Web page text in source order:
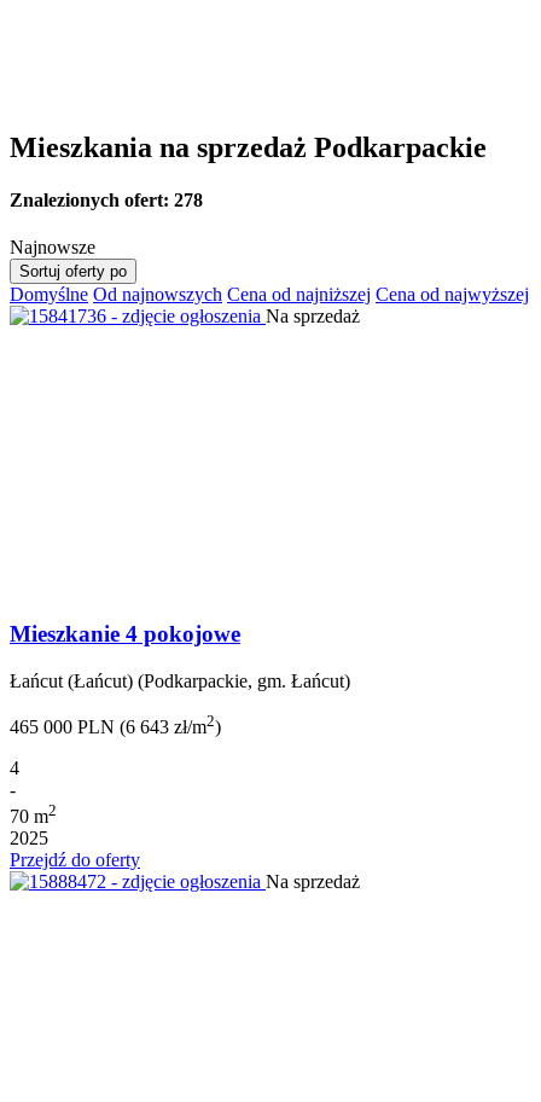
Mieszkania na sprzedaż Podkarpackie
Znalezionych ofert: 278
Najnowsze
Sortuj oferty po
Domyślne Od najnowszych Cena od najniższej Cena od najwyższej
Na sprzedaż
Mieszkanie 4 pokojowe
Łańcut (Łańcut) (Podkarpackie, gm. Łańcut)
465 000 PLN (6 643 zł/m2)
4
-
70 m2
2025
Przejdź do oferty
Na sprzedaż